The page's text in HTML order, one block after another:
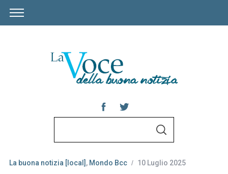
r
S
C
H
La buona notizia [local] , Mondo Bcc 10 Luglio 2025